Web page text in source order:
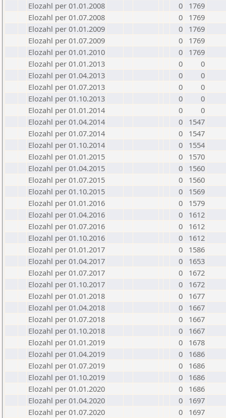
Elozahl per 01.01.2008
0
1769
Elozahl per 01.07.2008
0
1769
Elozahl per 01.01.2009
0
1769
Elozahl per 01.07.2009
0
1769
Elozahl per 01.01.2010
0
1769
Elozahl per 01.01.2013
0
0
Elozahl per 01.04.2013
0
0
Elozahl per 01.07.2013
0
0
Elozahl per 01.10.2013
0
0
Elozahl per 01.01.2014
0
0
Elozahl per 01.04.2014
0
1547
Elozahl per 01.07.2014
0
1547
Elozahl per 01.10.2014
0
1554
Elozahl per 01.01.2015
0
1570
Elozahl per 01.04.2015
0
1560
Elozahl per 01.07.2015
0
1560
Elozahl per 01.10.2015
0
1569
Elozahl per 01.01.2016
0
1579
Elozahl per 01.04.2016
0
1612
Elozahl per 01.07.2016
0
1612
Elozahl per 01.10.2016
0
1612
Elozahl per 01.01.2017
0
1586
Elozahl per 01.04.2017
0
1653
Elozahl per 01.07.2017
0
1672
Elozahl per 01.10.2017
0
1672
Elozahl per 01.01.2018
0
1677
Elozahl per 01.04.2018
0
1667
Elozahl per 01.07.2018
0
1667
Elozahl per 01.10.2018
0
1667
Elozahl per 01.01.2019
0
1678
Elozahl per 01.04.2019
0
1686
Elozahl per 01.07.2019
0
1686
Elozahl per 01.10.2019
0
1686
Elozahl per 01.01.2020
0
1686
Elozahl per 01.04.2020
0
1697
Elozahl per 01.07.2020
0
1697